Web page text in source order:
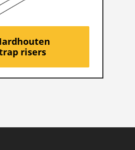
risers